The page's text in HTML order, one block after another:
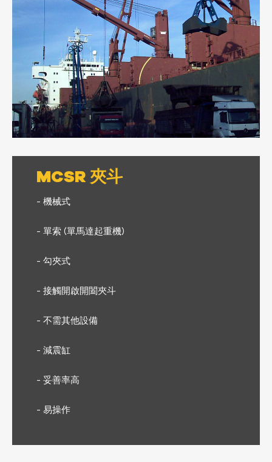
MCSR 夾斗
- 機械式
- 單索 (單馬達起重機)
- 勾夾式
- 接觸開啟開闔夾斗
- 不需其他設備
- 減震缸
- 妥善率高
- 易操作